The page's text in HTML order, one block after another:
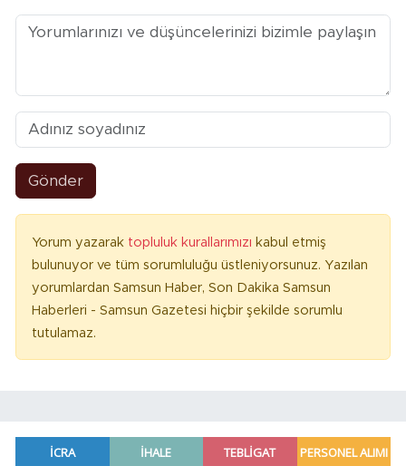
Gönder
Yorum yazarak topluluk kurallarımızı kabul etmiş
bulunuyor ve tüm sorumluluğu üstleniyorsunuz. Yazılan
yorumlardan Samsun Haber, Son Dakika Samsun
Haberleri - Samsun Gazetesi hiçbir şekilde sorumlu
tutulamaz.